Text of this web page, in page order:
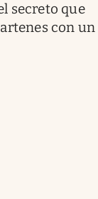
secreto que
con un